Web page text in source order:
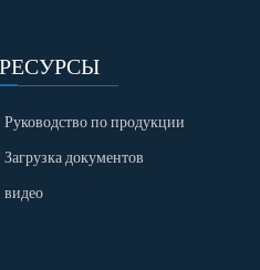
РЕСУРСЫ
Руководство по продукции
Загрузка документов
видео